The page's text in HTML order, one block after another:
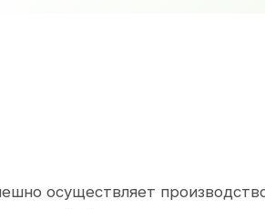
осуществляет